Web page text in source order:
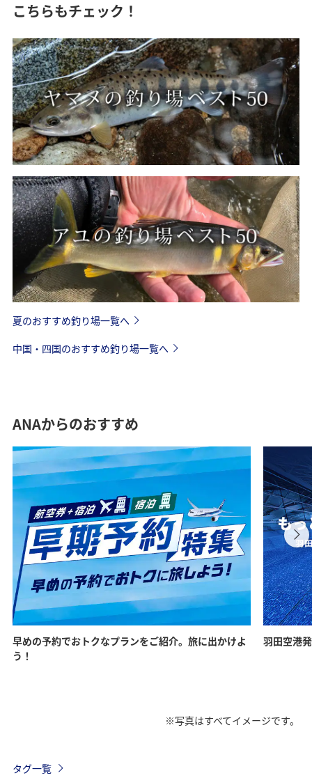
こちらもチェック！
夏のおすすめ釣り場一覧へ
中国・四国のおすすめ釣り場一覧へ
ANAからのおすすめ
早めの予約でおトクなプランをご紹介。旅に出かけよ
う！
羽田空港
※写真はすべてイメージです。
タグ一覧